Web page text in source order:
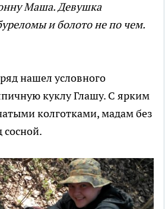
Маша. Девушка
и болото не по чем.
нашел условного
куклу Глашу. С ярким
колготками, мадам без
сосной.